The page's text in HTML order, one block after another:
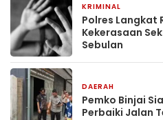
KRIMINAL
Polres Langkat
Kekerasaan
Sebulan
DAERAH
Pemko Binjai
Perbaiki Jalan